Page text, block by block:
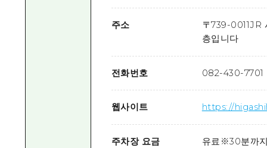
주소 〒739-0011JR
층입니다
전화번호 082-430-7701
웹사이트 https://
주차장 요금 유료※30분까